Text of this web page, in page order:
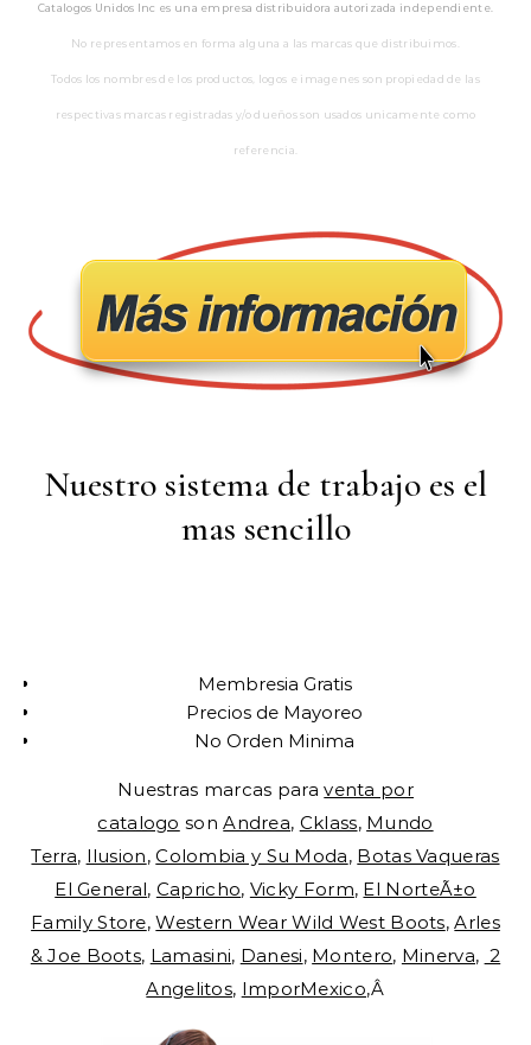
Catalogos Unidos Inc es una empresa distribuidora autorizada independiente.
No representamos en forma alguna a las marcas que distribuimos.
Todos los nombres de los productos, logos e imagenes son propiedad de las
respectivas marcas registradas y/o dueños son usados unicamente como
referencia.
Nuestro sistema de trabajo es el
mas sencillo
Membresia Gratis
Precios de Mayoreo
No Orden Minima
Nuestras marcas paraventa por
catalogo sonAndrea, Cklass, Mundo
Terra, Ilusion,Colombia y Su Moda, Botas Vaqueras
El General, Capricho, Vicky Form, El NorteÃ±o
Family Store,Western Wear Wild West Boots,Arles
& Joe Boots, Lamasini, Danesi, Montero, Minerva, 2
Angelitos, ImporMexico,Â